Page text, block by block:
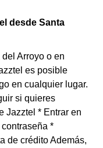
desde Santa
Arroyo o en
es posible
en cualquier lugar.
si quieres
Jazztel * Entrar en
*
de crédito Además,